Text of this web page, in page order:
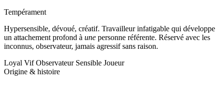
Tempérament
Hypersensible, dévoué, créatif. Travailleur infatigable qui développe
un attachement profond à une personne référente. Réservé avec les
inconnus, observateur, jamais agressif sans raison.
Loyal Vif Observateur Sensible Joueur
Origine & histoire